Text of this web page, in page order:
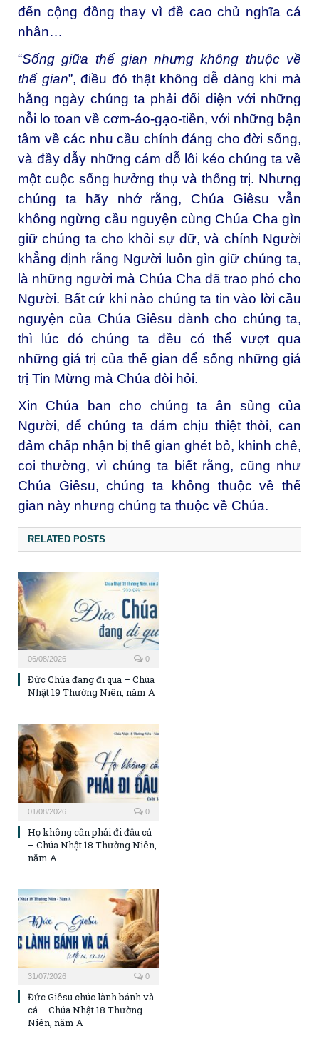
đến cộng đồng thay vì đề cao chủ nghĩa cá
nhân…
“Sống giữa thế gian nhưng không thuộc về
thế gian”, điều đó thật không dễ dàng khi mà
hằng ngày chúng ta phải đối diện với những
nỗi lo toan về cơm-áo-gạo-tiền, với những bận
tâm về các nhu cầu chính đáng cho đời sống,
và đầy dẫy những cám dỗ lôi kéo chúng ta về
một cuộc sống hưởng thụ và thống trị. Nhưng
chúng ta hãy nhớ rằng, Chúa Giêsu vẫn
không ngừng cầu nguyện cùng Chúa Cha gìn
giữ chúng ta cho khỏi sự dữ, và chính Người
khẳng định rằng Người luôn gìn giữ chúng ta,
là những người mà Chúa Cha đã trao phó cho
Người. Bất cứ khi nào chúng ta tin vào lời cầu
nguyện của Chúa Giêsu dành cho chúng ta,
thì lúc đó chúng ta đều có thể vượt qua
những giá trị của thế gian để sống những giá
trị Tin Mừng mà Chúa đòi hỏi.
Xin Chúa ban cho chúng ta ân sủng của
Người, để chúng ta dám chịu thiệt thòi, can
đảm chấp nhận bị thế gian ghét bỏ, khinh chê,
coi thường, vì chúng ta biết rằng, cũng như
Chúa Giêsu, chúng ta không thuộc về thế
gian này nhưng chúng ta thuộc về Chúa.
RELATED POSTS
06/08/2026 0
Đức Chúa đang đi qua – Chúa
Nhật 19 Thường Niên, năm A
01/08/2026 0
Họ không cần phải đi đâu cả
– Chúa Nhật 18 Thường Niên,
năm A
31/07/2026 0
Đức Giêsu chúc lành bánh và
cá – Chúa Nhật 18 Thường
Niên, năm A